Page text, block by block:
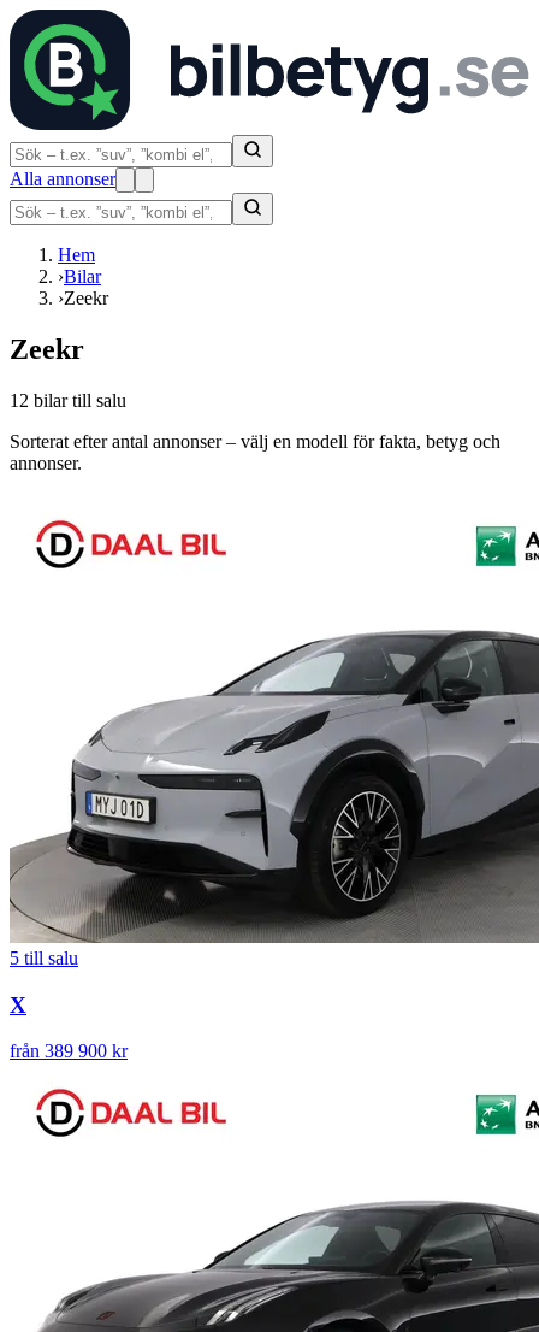
Alla annonser
Hem
›Bilar
›Zeekr
Zeekr
12 bilar till salu
Sorterat efter antal annonser – välj en modell för fakta, betyg och
annonser.
5 till salu
X
från 389 900 kr